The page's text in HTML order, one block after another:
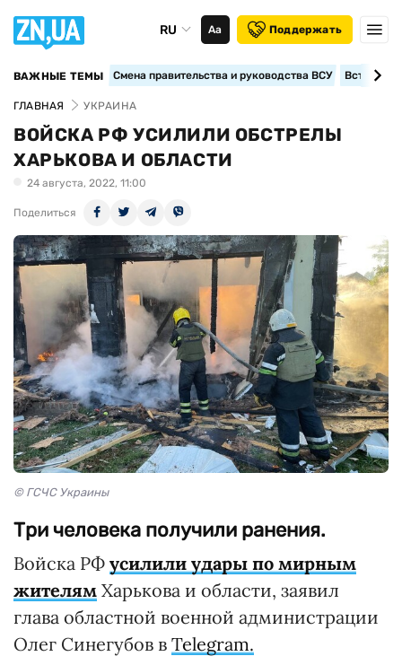
RU Аа Поддержать
ВАЖНЫЕ ТЕМЫ Смена правительства и руководства ВСУ
ГЛАВНАЯ УКРАИНА
ВОЙСКА РФ УСИЛИЛИ ОБСТРЕЛЫ
ХАРЬКОВА И ОБЛАСТИ
24 августа, 2022, 11:00
Поделиться
© ГСЧС Украины
Три человека получили ранения.
Войска РФ усилили удары по мирным
жителям Харькова и области, заявил
глава областной военной администрации
Олег Синегубов в Telegram.